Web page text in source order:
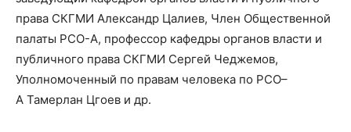
права СКГМИ Александр Цалиев, Член Общественной
палаты РСО-А, профессор кафедры органов власти и
публичного права СКГМИ Сергей Чеджемов,
Уполномоченный по правам человека по РСО–
А Тамерлан Цгоев и др.